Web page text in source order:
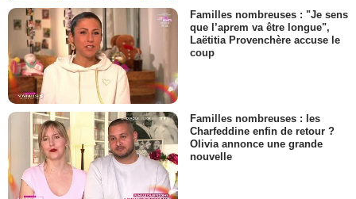
Familles nombreuses : "Je sens
que l’aprem va être longue",
Laëtitia Provenchère accuse le
coup
Familles nombreuses : les
Charfeddine enfin de retour ?
Olivia annonce une grande
nouvelle